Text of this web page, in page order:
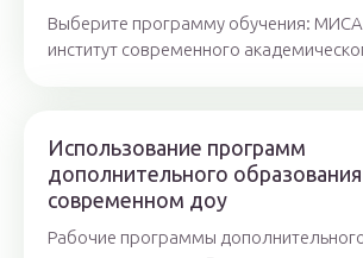
Выберите программу обучения:
институт современного
Использование программ
дополнительного
современном доу
Рабочие программы